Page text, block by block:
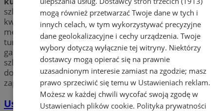
szkołę w okolicy Orzesza oferującą podnoszenie
kwalifikacji na kursach i szkoleniach takich jak:
mechanika motocyklowa, motoryzacja, hotelarstwo,
turystyka, kosmetyka, ekonomia, księgowość,
gastronomia. Dowiedz się więcej o bezpłatnych
szkołach policealnych i liceach ogólnokształcących dla
dorosłych w Orzeszu. Wybierzkursy zawodowe i
zaprojektuj swoją nową karierę!
Usługi BHP
mogą również przetwarzać Twoje dane w tych i
innych celach, w tym wykorzystywać precyzyjne
dane geolokalizacyjne i cechy urządzenia. Twoje
wybory dotyczą wyłącznie tej witryny. Niektórzy
dostawcy mogą opierać się na prawnie
uzasadnionym interesie zamiast na zgodzie; masz
prawo sprzeciwić się temu w Ustawieniach reklam.
Możesz w każdej chwili wycofać swoją zgodę w
Ustawieniach plików cookie. Polityka prywatności